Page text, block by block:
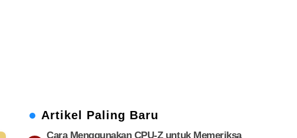
Artikel Paling Baru
Cara Menggunakan CPU-Z untuk Memeriksa